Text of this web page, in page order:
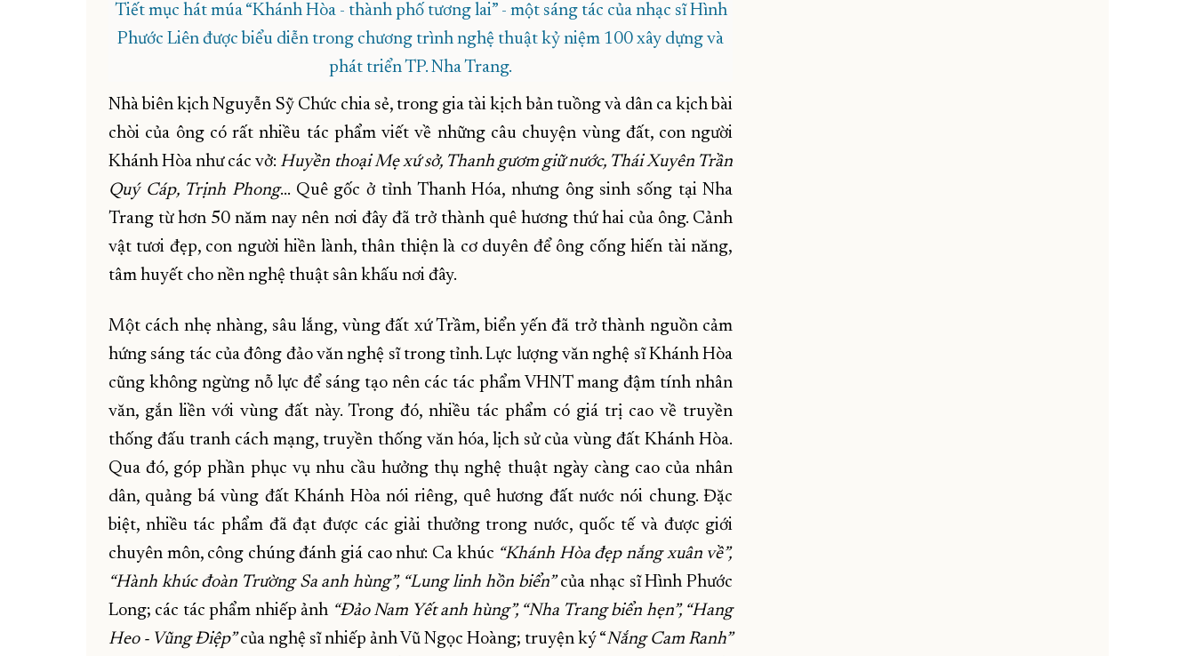
Tiết mục hát múa “Khánh Hòa - thành phố tương lai” - một sáng tác của nhạc sĩ Hình
Phước Liên được biểu diễn trong chương trình nghệ thuật kỷ niệm 100 xây dựng và
phát triển TP. Nha Trang.
Nhà biên kịch Nguyễn Sỹ Chức chia sẻ, trong gia tài kịch bản tuồng và dân ca kịch bài
chòi của ông có rất nhiều tác phẩm viết về những câu chuyện vùng đất, con người
Khánh Hòa như các vở: Huyền thoại Mẹ xứ sở, Thanh gươm giữ nước, Thái Xuyên Trần
Quý Cáp, Trịnh Phong… Quê gốc ở tỉnh Thanh Hóa, nhưng ông sinh sống tại Nha
Trang từ hơn 50 năm nay nên nơi đây đã trở thành quê hương thứ hai của ông. Cảnh
vật tươi đẹp, con người hiền lành, thân thiện là cơ duyên để ông cống hiến tài năng,
tâm huyết cho nền nghệ thuật sân khấu nơi đây.
Một cách nhẹ nhàng, sâu lắng, vùng đất xứ Trầm, biển yến đã trở thành nguồn cảm
hứng sáng tác của đông đảo văn nghệ sĩ trong tỉnh. Lực lượng văn nghệ sĩ Khánh Hòa
cũng không ngừng nỗ lực để sáng tạo nên các tác phẩm VHNT mang đậm tính nhân
văn, gắn liền với vùng đất này. Trong đó, nhiều tác phẩm có giá trị cao về truyền
thống đấu tranh cách mạng, truyền thống văn hóa, lịch sử của vùng đất Khánh Hòa.
Qua đó, góp phần phục vụ nhu cầu hưởng thụ nghệ thuật ngày càng cao của nhân
dân, quảng bá vùng đất Khánh Hòa nói riêng, quê hương đất nước nói chung. Đặc
biệt, nhiều tác phẩm đã đạt được các giải thưởng trong nước, quốc tế và được giới
chuyên môn, công chúng đánh giá cao như: Ca khúc “Khánh Hòa đẹp nắng xuân về”,
“Hành khúc đoàn Trường Sa anh hùng”, “Lung linh hồn biển”của nhạc sĩ Hình Phước
Long; các tác phẩm nhiếp ảnh “Đảo Nam Yết anh hùng”, “Nha Trang biển hẹn”, “Hang
Heo - Vũng Điệp”của nghệ sĩ nhiếp ảnh Vũ Ngọc Hoàng; truyện ký “Nắng Cam Ranh”